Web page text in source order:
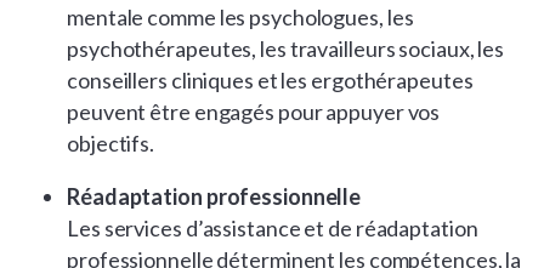
mentale comme les psychologues, les
psychothérapeutes, les travailleurs sociaux, les
conseillers cliniques et les ergothérapeutes
peuvent être engagés pour appuyer vos
objectifs.
Réadaptation professionnelle
Les services d’assistance et de réadaptation
professionnelle déterminent les compétences, la